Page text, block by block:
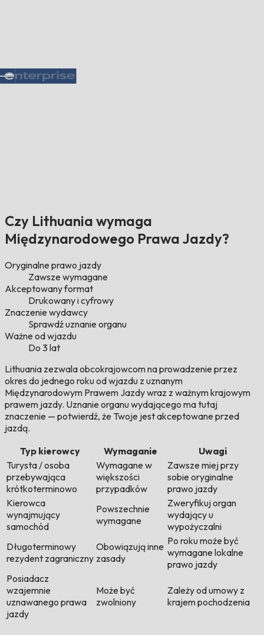
Czy Lithuania wymaga
Międzynarodowego Prawa Jazdy?
Oryginalne prawo jazdy
Zawsze wymagane
Akceptowany format
Drukowany i cyfrowy
Znaczenie wydawcy
Sprawdź uznanie organu
Ważne od wjazdu
Do 3 lat
Lithuania zezwala obcokrajowcom na prowadzenie przez
okres do jednego roku od wjazdu z uznanym
Międzynarodowym Prawem Jazdy wraz z ważnym krajowym
prawem jazdy. Uznanie organu wydającego ma tutaj
znaczenie — potwierdź, że Twoje jest akceptowane przed
jazdą.
Typ kierowcy
Wymaganie
Uwagi
Turysta / osoba
przebywająca
krótkoterminowo
Wymagane w
większości
przypadków
Zawsze miej przy
sobie oryginalne
prawo jazdy
Kierowca
wynajmujący
samochód
Powszechnie
wymagane
Zweryfikuj organ
wydający u
wypożyczalni
Długoterminowy
rezydent zagraniczny
Obowiązują inne
zasady
Po roku może być
wymagane lokalne
prawo jazdy
Posiadacz
wzajemnie
uznawanego prawa
jazdy
Może być
zwolniony
Zależy od umowy z
krajem pochodzenia